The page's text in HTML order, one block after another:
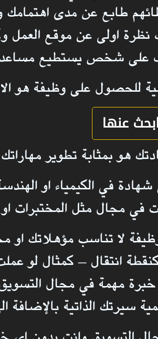
طابع عن مدى
اولى عن موقع العمل
على شخص يستطيع
للحصول على وظيفة هو
عنها
هو بمثابة تطوير
في الكيمياء او
مجال مثل المختبرات او
لا تناسب مؤهلاتك او
كنقطة انتقال – كمثال لو
خبرة مهمة في مجال
سيرتك الذاتية